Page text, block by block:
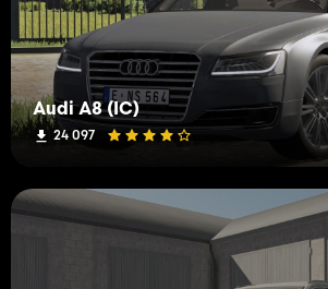
Audi A8 (IC)
24 097